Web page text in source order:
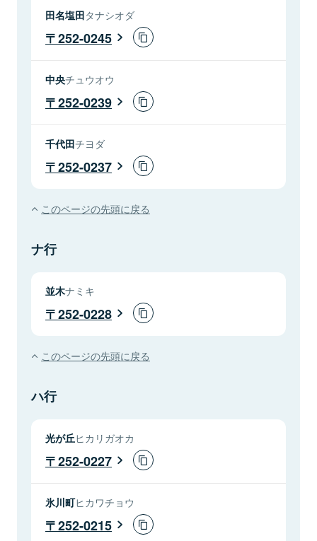
田名塩田タナシオダ
252-0245
中央チュウオウ
252-0239
千代田チヨダ
252-0237
このページの先頭に戻る
ナ行
並木ナミキ
252-0228
このページの先頭に戻る
ハ行
光が丘ヒカリガオカ
252-0227
氷川町ヒカワチョウ
252-0215